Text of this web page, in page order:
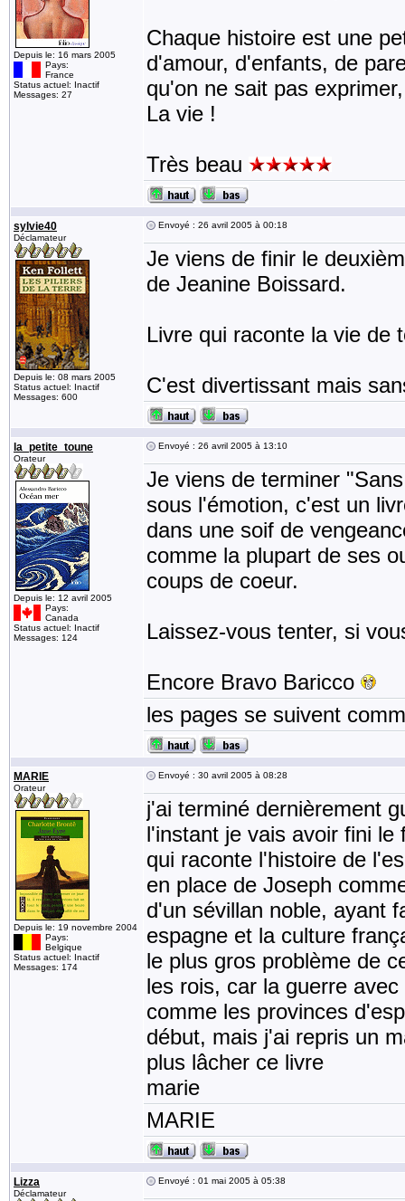
Depuis le: 16 mars 2005
Pays:
France
Status actuel: Inactif
Messages: 27
Chaque histoire est une
d'amour, d'enfants, de
qu'on ne sait pas
La vie !
Très beau
sylvie40
Déclamateur
Depuis le: 08 mars 2005
Status actuel: Inactif
Messages: 600
Envoyé : 26 avril 2005 à 00:18
Je viens de finir le
de Jeanine Boissard.
Livre qui raconte la vie de
C'est divertissant mais
la_petite_toune
Orateur
Depuis le: 12 avril 2005
Pays:
Canada
Status actuel: Inactif
Messages: 124
Envoyé : 26 avril 2005 à 13:10
Je viens de terminer
sous l'émotion, c'est un
dans une soif de
comme la plupart de ses
coups de coeur.
Laissez-vous tenter, si
Encore Bravo Baricco
les pages se suivent
MARIE
Orateur
Depuis le: 19 novembre 2004
Pays:
Belgique
Status actuel: Inactif
Messages: 174
Envoyé : 30 avril 2005 à 08:28
j'ai terminé dernièrement
l'instant je vais avoir fini le
qui raconte l'histoire de
en place de Joseph
d'un sévillan noble, ayant
espagne et la culture
le plus gros problème de
les rois, car la guerre
comme les provinces
début, mais j'ai repris un
plus lâcher ce livre
marie
MARIE
Lizza
Déclamateur
Envoyé : 01 mai 2005 à 05:38